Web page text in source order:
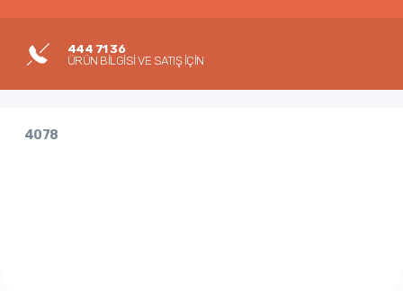
444 71 36
ÜRÜN BİLGİSİ VE SATIŞ İÇİN
4078